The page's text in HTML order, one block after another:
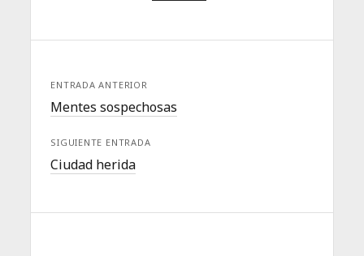
ENTRADA ANTERIOR
Mentes sospechosas
SIGUIENTE ENTRADA
Ciudad herida